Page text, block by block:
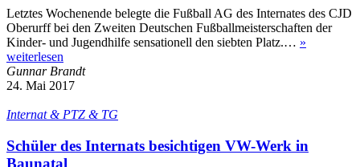
Letztes Wochenende belegte die Fußball AG des Internates des CJD
Oberurff bei den Zweiten Deutschen Fußballmeisterschaften der
Kinder- und Jugendhilfe sensationell den siebten Platz.… »
weiterlesen
Gunnar Brandt
24. Mai 2017
Internat & PTZ & TG
Schüler des Internats besichtigen VW-Werk in
Baunatal